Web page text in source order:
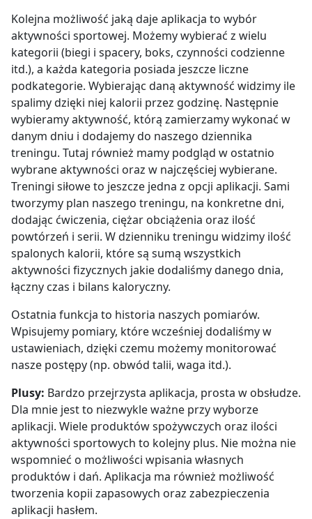
Kolejna możliwość jaką daje aplikacja to wybór
aktywności sportowej. Możemy wybierać z wielu
kategorii (biegi i spacery, boks, czynności codzienne
itd.), a każda kategoria posiada jeszcze liczne
podkategorie. Wybierając daną aktywność widzimy ile
spalimy dzięki niej kalorii przez godzinę. Następnie
wybieramy aktywność, którą zamierzamy wykonać w
danym dniu i dodajemy do naszego dziennika
treningu. Tutaj również mamy podgląd w ostatnio
wybrane aktywności oraz w najczęściej wybierane.
Treningi siłoweto jeszcze jedna z opcji aplikacji. Sami
tworzymy plan naszego treningu, na konkretne dni,
dodając ćwiczenia, ciężar obciążenia oraz ilość
powtórzeń i serii. W dzienniku treningu widzimy ilość
spalonych kalorii, które są sumą wszystkich
aktywności fizycznych jakie dodaliśmy danego dnia,
łączny czas i bilans kaloryczny.
Ostatnia funkcja to historia naszych pomiarów.
Wpisujemy pomiary, które wcześniej dodaliśmy w
ustawieniach, dzięki czemu możemy monitorować
nasze postępy (np. obwód talii, waga itd.).
Plusy: Bardzo przejrzysta aplikacja, prosta w obsłudze.
Dla mnie jest to niezwykle ważne przy wyborze
aplikacji. Wiele produktów spożywczych oraz ilości
aktywności sportowych to kolejny plus. Nie można nie
wspomnieć o możliwości wpisania własnych
produktów i dań. Aplikacja ma również możliwość
tworzenia kopii zapasowych oraz zabezpieczenia
aplikacji hasłem.